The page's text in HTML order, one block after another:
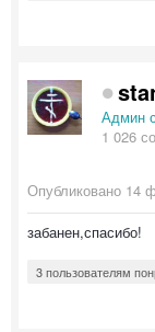
Админ
1 026
Опубликовано 14
забанен,спасибо!
3 пользователям